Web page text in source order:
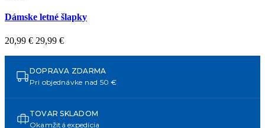
Dámske letné šlapky
20,99 € 29,99 €
DOPRAVA ZDARMA
Pri objednávke nad 50 €
TOVAR SKLADOM
Okamžitá expedícia